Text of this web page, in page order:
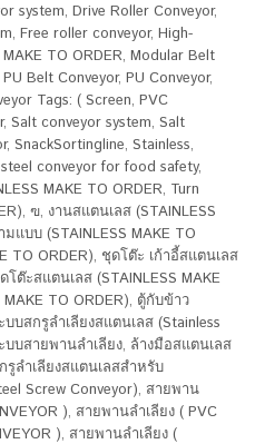
system, Drive Roller Conveyor,
, Free roller conveyor, High-
MAKE TO ORDER, Modular Belt
PU Belt Conveyor, PU Conveyor,
Tags: ( Screen, PVC
, Salt conveyor system, Salt
, SnackSortingline, Stainless,
conveyor for food safety,
MAKE TO ORDER, Turn
, ฃ, งานสแตนเลส (STAINLESS
แบบ (STAINLESS MAKE TO
TO ORDER), ชุดโต๊ะ เก้าอี้สแตนเลส
โต๊ะสแตนเลส (STAINLESS MAKE
TO ORDER), ตู้กับข้าว
บบสกรูลำเลียงสแตนเลส (Stainless
บบสายพานลำเลียง, ล้างมือสแตนเลส
รูลำเลียงสแตนเลสสำหรับ
Screw Conveyor), สายพาน
), สายพานลำเลียง ( PVC
), สายพานลำเลียง (